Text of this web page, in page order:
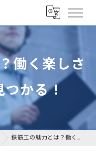
働く楽しさ
かる！
鉄筋工の魅力とは？働く楽しさややりがいが見つかる！